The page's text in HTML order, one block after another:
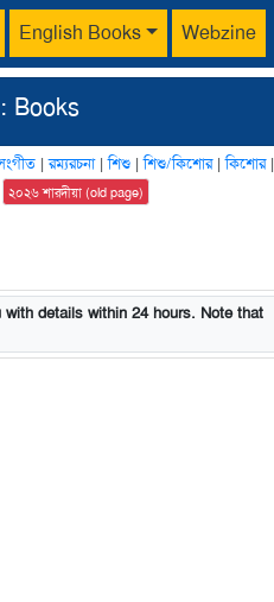
English Books Webzine
Books
|রম্যরচনা|শিশু |শিশু/কিশোর|কিশোর|
২০২৬ শারদীয়া (old page)
details within 24 hours. Note that